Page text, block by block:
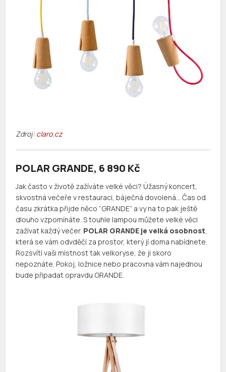
Zdroj:claro.cz
POLAR GRANDE, 6 890 Kč
Jak často v životě zažíváte velké věci? Úžasný koncert,
skvostná večeře v restauraci, báječná dovolená… Čas od
času zkrátka přijde něco “GRANDE” a vy na to pak ještě
dlouho vzpomínáte. S touhle lampou můžete velké věci
zažívat každý večer. POLAR GRANDE je velká osobnost,
která se vám odvděčí za prostor, který jí doma nabídnete.
Rozsvítí vaši místnost tak velkoryse, že ji skoro
nepoznáte. Pokoj, ložnice nebo pracovna vám najednou
bude připadat opravdu GRANDE.